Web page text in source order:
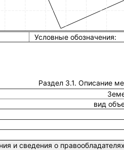
Условные обозначения:
Раздел 3.1. Описание
вид
и сведения о